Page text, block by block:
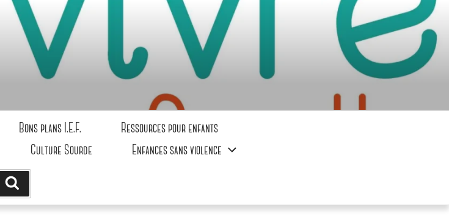
Bons plans I.E.F.
Ressources pour enfants
Culture Sourde Enfances sans violence